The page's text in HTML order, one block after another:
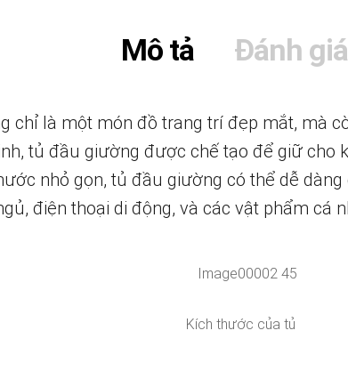
Mô tả Đánh giá
chỉ là một món đồ trang trí đẹp mắt, mà
tủ đầu giường được chế tạo để giữ cho
nhỏ gọn, tủ đầu giường có thể dễ
điện thoại di động, và các vật phẩm cá
Kích thước của tủ